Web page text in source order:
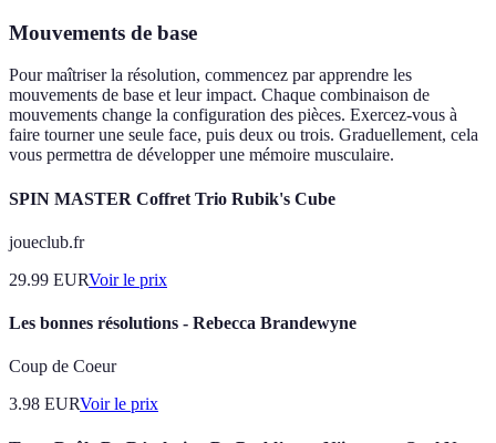
Mouvements de base
Pour maîtriser la résolution, commencez par apprendre les
mouvements de base et leur impact. Chaque combinaison de
mouvements change la configuration des pièces. Exercez-vous à
faire tourner une seule face, puis deux ou trois. Graduellement, cela
vous permettra de développer une mémoire musculaire.
SPIN MASTER Coffret Trio Rubik's Cube
joueclub.fr
29.99 EURVoir le prix
Les bonnes résolutions - Rebecca Brandewyne
Coup de Coeur
3.98 EURVoir le prix